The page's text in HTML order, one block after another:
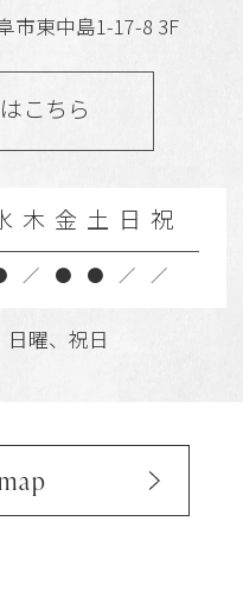
市東中島1-17-8 3F
こちら
木 金 土 日 祝
／ ● ● ／ ／
日曜、祝日